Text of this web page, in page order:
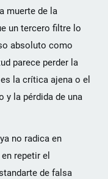
muerte de la
un tercero filtre lo
absoluto como
parece perder la
la crítica ajena o el
y la pérdida de una
no radica en
repetir el
de falsa